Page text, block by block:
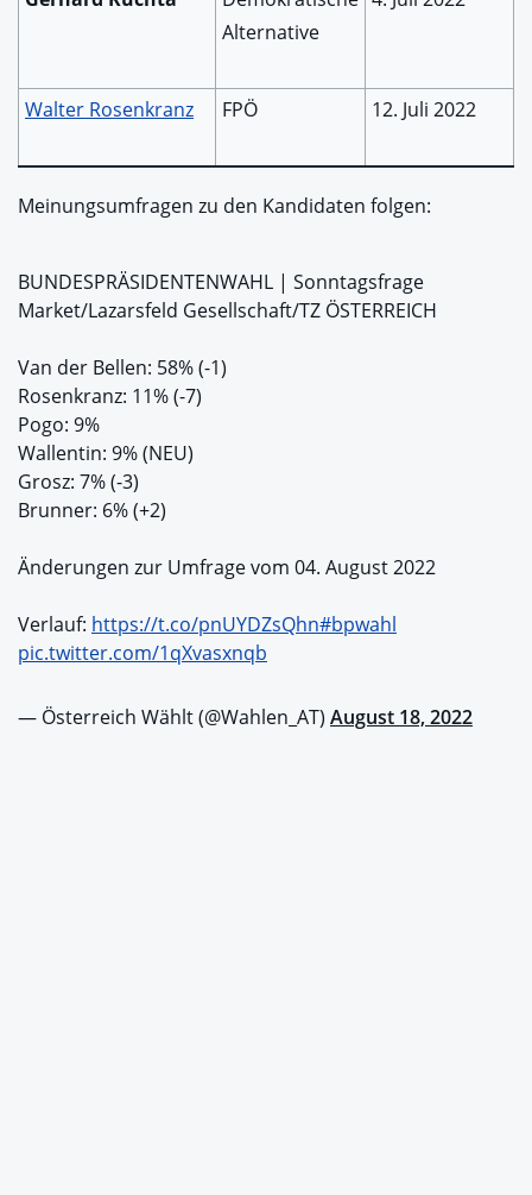
Alternative
Walter Rosenkranz FPÖ 12. Juli 2022
Meinungsumfragen zu den Kandidaten folgen:
BUNDESPRÄSIDENTENWAHL | Sonntagsfrage
Market/Lazarsfeld Gesellschaft/TZ ÖSTERREICH
Van der Bellen: 58% (-1)
Rosenkranz: 11% (-7)
Pogo: 9%
Wallentin: 9% (NEU)
Grosz: 7% (-3)
Brunner: 6% (+2)
Änderungen zur Umfrage vom 04. August 2022
Verlauf: https://t.co/pnUYDZsQhn#bpwahl
pic.twitter.com/1qXvasxnqb
— Österreich Wählt (@Wahlen_AT) August 18, 2022